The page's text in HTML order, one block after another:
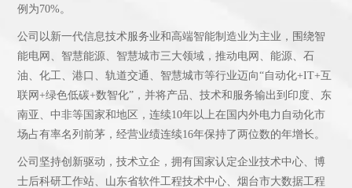
例为70%。
公司以新一代信息技术服务业和高端智能制造业为主业，围绕智
能电网、智慧能源、智慧城市三大领域，推动电网、能源、石
油、化工、港口、轨道交通、智慧城市等行业迈向“自动化+IT+互
联网+绿色低碳+数智化”，并将产品、技术和服务输出到印度、东
南亚、中非等国家和地区，连续10年以上在国内外电力自动化市
场占有率名列前茅，经营业绩连续16年保持了两位数的年增长。
公司坚持创新驱动，技术立企，拥有国家认定企业技术中心、博
士后科研工作站、山东省软件工程技术中心、烟台市大数据工程